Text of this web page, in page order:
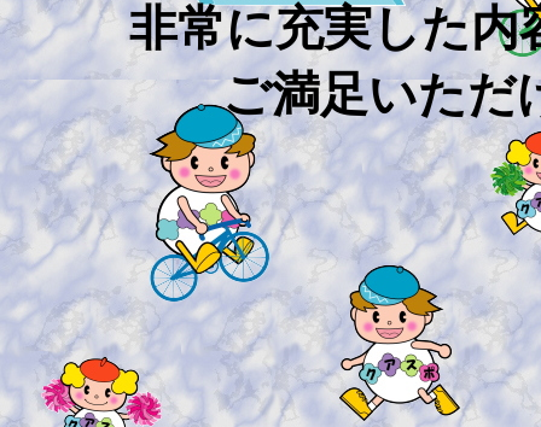
非常に充実した内
ご満足いただ